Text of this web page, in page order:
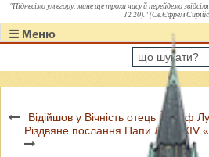
"Піднесімо ум вгору: мине ще трохи часу й перейдемо
12,20)." (Св.Єфрем
Відійшов у Вічність отець Йосиф
Різдвяне послання Папи Лева ХІV